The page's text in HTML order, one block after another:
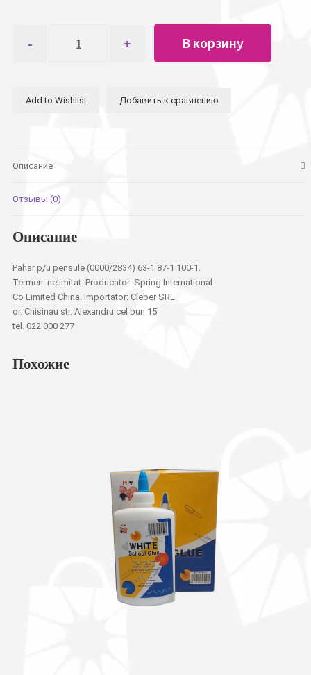
товара
В корзину
Add to Wishlist Добавить к сравнению
Описание
Отзывы (0)
Описание
Pahar p/u pensule (0000/2834) 63-1 87-1 100-1.
Termen: nelimitat. Producator: Spring International
Co Limited China. Importator: Cleber SRL
or. Chisinau str. Alexandru cel bun 15
tel. 022 000 277
Похожие